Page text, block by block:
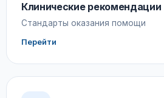
Клинические рекомендации
Стандарты оказания помощи
Перейти